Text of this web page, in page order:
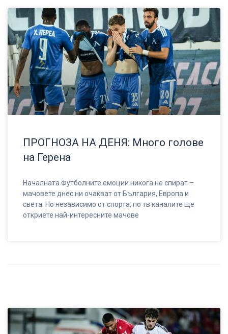
ПРОГНОЗА НА ДЕНЯ: Много голове
на Герена
Началната Футболните емоции никога не спират –
мачовете днес ни очакват от България, Европа и
света. Но независимо от спорта, по тв каналите ще
откриете най-интересните мачове